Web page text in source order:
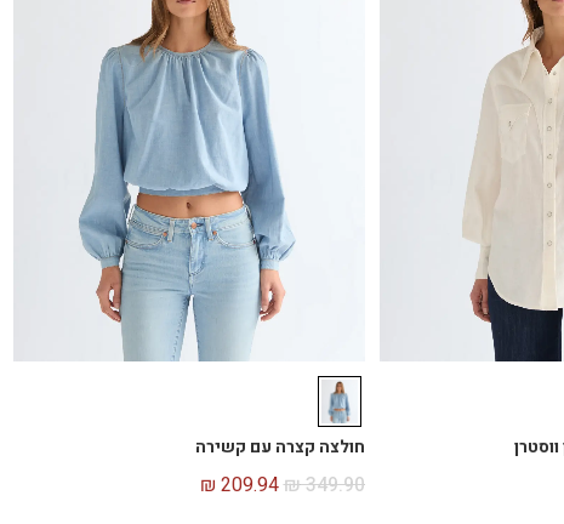
חולצה קצרה עם קשירה
₪349.90
₪ 209.94